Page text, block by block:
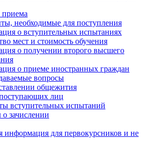
необходимые для поступления
о вступительных испытаниях
мест и стоимость обучения
о получении второго высшего
о приеме иностранных граждан
вопросы
общежития
лиц
вступительных испытаний
зачислении
информация для первокурсников и не